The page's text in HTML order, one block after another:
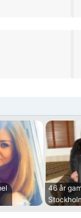
46 år